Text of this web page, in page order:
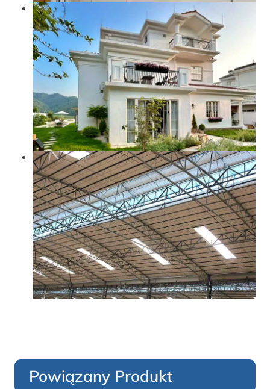
Powiązany Produkt